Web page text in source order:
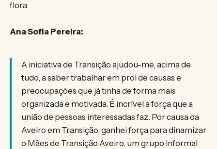
flora.
Ana Sofia Pereira:
A iniciativa de Transição ajudou-me, acima de
tudo, a saber trabalhar em prol de causas e
preocupações que já tinha de forma mais
organizada e motivada. É incrível a força que a
união de pessoas interessadas faz. Por causa da
Aveiro em Transição, ganhei força para dinamizar
o Mães de Transição Aveiro, um grupo informal